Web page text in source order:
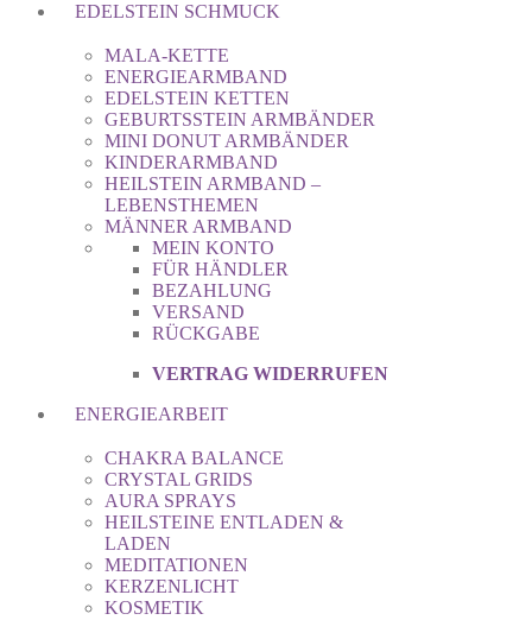
EDELSTEIN SCHMUCK
MALA-KETTE
ENERGIEARMBAND
EDELSTEIN KETTEN
GEBURTSSTEIN ARMBÄNDER
MINI DONUT ARMBÄNDER
KINDERARMBAND
HEILSTEIN ARMBAND –
LEBENSTHEMEN
MÄNNER ARMBAND
MEIN KONTO
FÜR HÄNDLER
BEZAHLUNG
VERSAND
RÜCKGABE
VERTRAG WIDERRUFEN
ENERGIEARBEIT
CHAKRA BALANCE
CRYSTAL GRIDS
AURA SPRAYS
HEILSTEINE ENTLADEN &
LADEN
MEDITATIONEN
KERZENLICHT
KOSMETIK